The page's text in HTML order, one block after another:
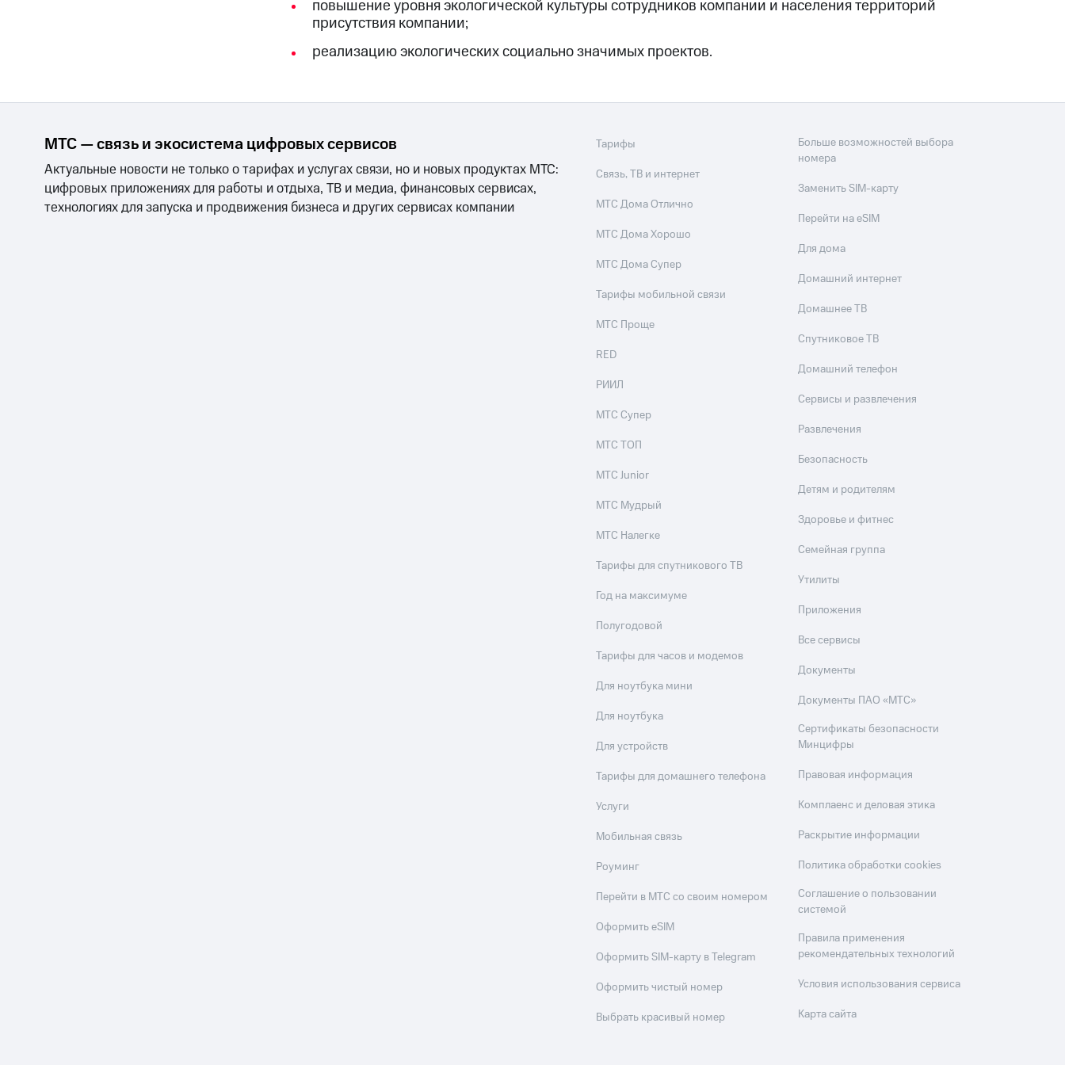
повышение уровня экологической культуры сотрудников компании и населения территорий
присутствия компании;
реализацию экологических социально значимых проектов.
МТС — связь и экосистема цифровых сервисов
Актуальные новости не только о тарифах и услугах связи, но и новых продуктах МТС:
цифровых приложениях для работы и отдыха, ТВ и медиа, финансовых сервисах,
технологиях для запуска и продвижения бизнеса и других сервисах компании
Тарифы
Связь, ТВ и интернет
МТС Дома Отлично
МТС Дома Хорошо
МТС Дома Супер
Тарифы мобильной связи
МТС Проще
RED
РИИЛ
МТС Супер
МТС ТОП
МТС Junior
МТС Мудрый
МТС Налегке
Тарифы для спутникового ТВ
Год на максимуме
Полугодовой
Тарифы для часов и модемов
Для ноутбука мини
Для ноутбука
Для устройств
Тарифы для домашнего телефона
Услуги
Мобильная связь
Роуминг
Перейти в МТС со своим номером
Оформить eSIM
Оформить SIM-карту в Telegram
Оформить чистый номер
Выбрать красивый номер
Больше возможностей выбора
номера
Заменить SIM-карту
Перейти на eSIM
Для дома
Домашний интернет
Домашнее ТВ
Спутниковое ТВ
Домашний телефон
Сервисы и развлечения
Развлечения
Безопасность
Детям и родителям
Здоровье и фитнес
Семейная группа
Утилиты
Приложения
Все сервисы
Документы
Документы ПАО «МТС»
Сертификаты безопасности
Минцифры
Правовая информация
Комплаенс и деловая этика
Раскрытие информации
Политика обработки cookies
Соглашение о пользовании
системой
Правила применения
рекомендательных технологий
Условия использования сервиса
Карта сайта